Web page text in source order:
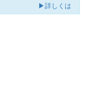
▶詳しくは